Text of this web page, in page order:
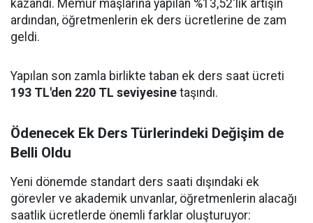
kazandı. Memur maşlarına yapılan %13,52'lik artışın
ardından, öğretmenlerin ek ders ücretlerine de zam
geldi.
Yapılan son zamla birlikte taban ek ders saat ücreti
193 TL'den 220 TL seviyesine taşındı.
Ödenecek Ek Ders Türlerindeki Değişim de
Belli Oldu
Yeni dönemde standart ders saati dışındaki ek
görevler ve akademik unvanlar, öğretmenlerin alacağı
saatlik ücretlerde önemli farklar oluşturuyor: